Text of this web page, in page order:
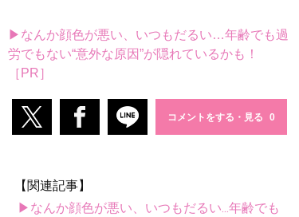
▶なんか顔色が悪い、いつもだるい…年齢でも過
労でもない“意外な原因”が隠れているかも！
［PR］
コメントをする・見る
【関連記事】
▶なんか顔色が悪い、いつもだるい...年齢でも